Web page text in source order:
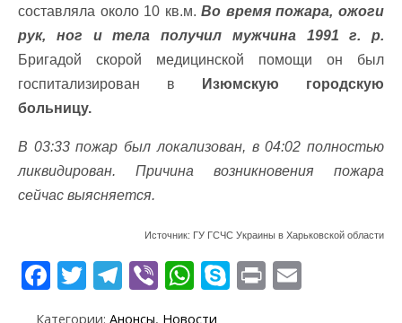
составляла около 10 кв.м.Во время пожара, ожоги
рук, ног и тела получил мужчина 1991 г. р.
Бригадой скорой медицинской помощи он был
госпитализирован в Изюмскую городскую
больницу.
В 03:33 пожар был локализован, в 04:02 полностью
ликвидирован. Причина возникновения пожара
сейчас выясняется.
Источник: ГУ ГСЧС Украины в Харьковской области
F T T Vi W S Pr
Категории: Анонсы, Новости